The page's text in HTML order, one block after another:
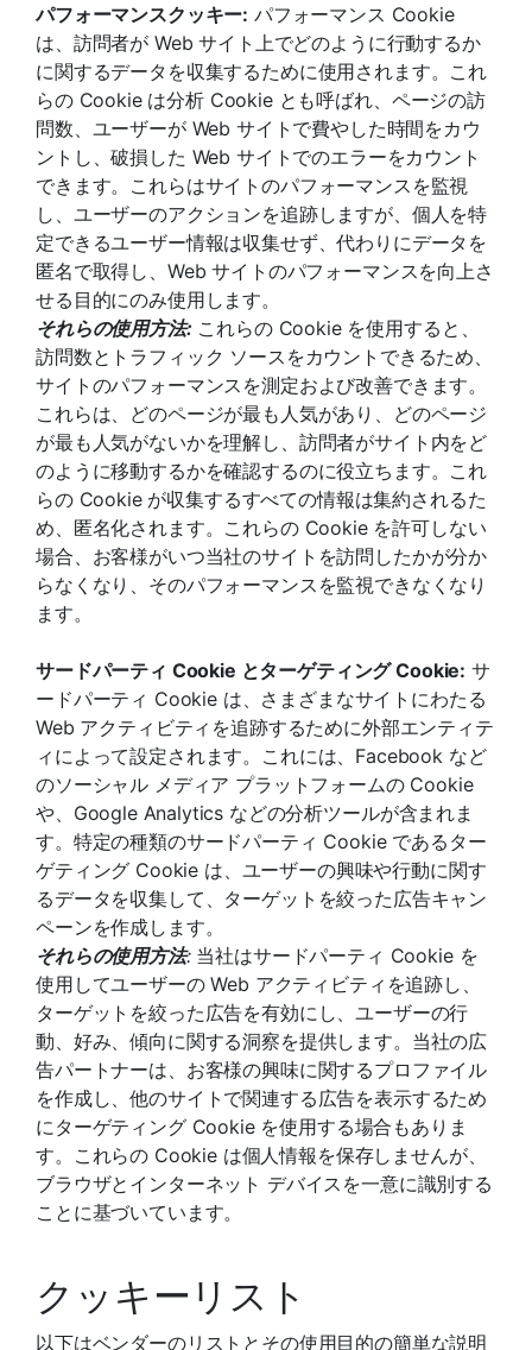
パフォーマンスクッキー: パフォーマンス Cookie
は、訪問者が Web サイト上でどのように行動するか
に関するデータを収集するために使用されます。これ
らの Cookie は分析 Cookie とも呼ばれ、ページの訪
問数、ユーザーが Web サイトで費やした時間をカウ
ントし、破損した Web サイトでのエラーをカウント
できます。これらはサイトのパフォーマンスを監視
し、ユーザーのアクションを追跡しますが、個人を特
定できるユーザー情報は収集せず、代わりにデータを
匿名で取得し、Web サイトのパフォーマンスを向上さ
せる目的にのみ使用します。
それらの使用方法:これらの Cookie を使用すると、
訪問数とトラフィック ソースをカウントできるため、
サイトのパフォーマンスを測定および改善できます。
これらは、どのページが最も人気があり、どのページ
が最も人気がないかを理解し、訪問者がサイト内をど
のように移動するかを確認するのに役立ちます。これ
らの Cookie が収集するすべての情報は集約されるた
め、匿名化されます。これらの Cookie を許可しない
場合、お客様がいつ当社のサイトを訪問したかが分か
らなくなり、そのパフォーマンスを監視できなくなり
ます。
サードパーティ Cookie とターゲティング Cookie: サ
ードパーティ Cookie は、さまざまなサイトにわたる
Web アクティビティを追跡するために外部エンティテ
ィによって設定されます。これには、Facebook など
のソーシャル メディア プラットフォームの Cookie
や、Google Analytics などの分析ツールが含まれま
す。特定の種類のサードパーティ Cookie であるター
ゲティング Cookie は、ユーザーの興味や行動に関す
るデータを収集して、ターゲットを絞った広告キャン
ペーンを作成します。
それらの使用方法:当社はサードパーティ Cookie を
使用してユーザーの Web アクティビティを追跡し、
ターゲットを絞った広告を有効にし、ユーザーの行
動、好み、傾向に関する洞察を提供します。当社の広
告パートナーは、お客様の興味に関するプロファイル
を作成し、他のサイトで関連する広告を表示するため
にターゲティング Cookie を使用する場合もありま
す。これらの Cookie は個人情報を保存しませんが、
ブラウザとインターネット デバイスを一意に識別する
ことに基づいています。
クッキーリスト
以下はベンダーのリストとその使用目的の簡単な説明